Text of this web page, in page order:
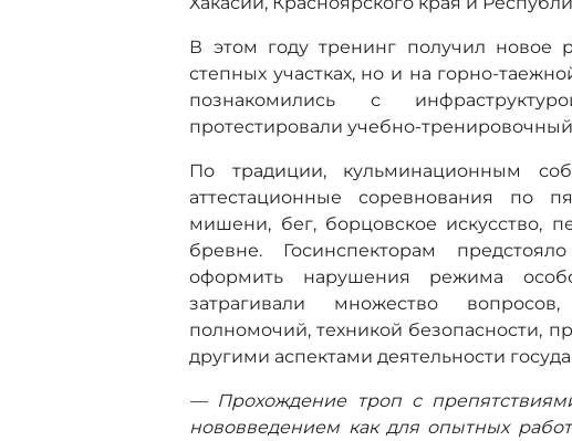
В этом году тренинг получил новое
степных участках, но и на горно-
познакомились с
протестировали учебно-
По традиции, кульминационным
аттестационные соревнования по
мишени, бег, борцовское искусство,
бревне. Госинспекторам
оформить нарушения режима
затрагивали множество
полномочий, техникой безопасности,
другими аспектами деятельности
— Прохождение троп с
нововведением как для опытных